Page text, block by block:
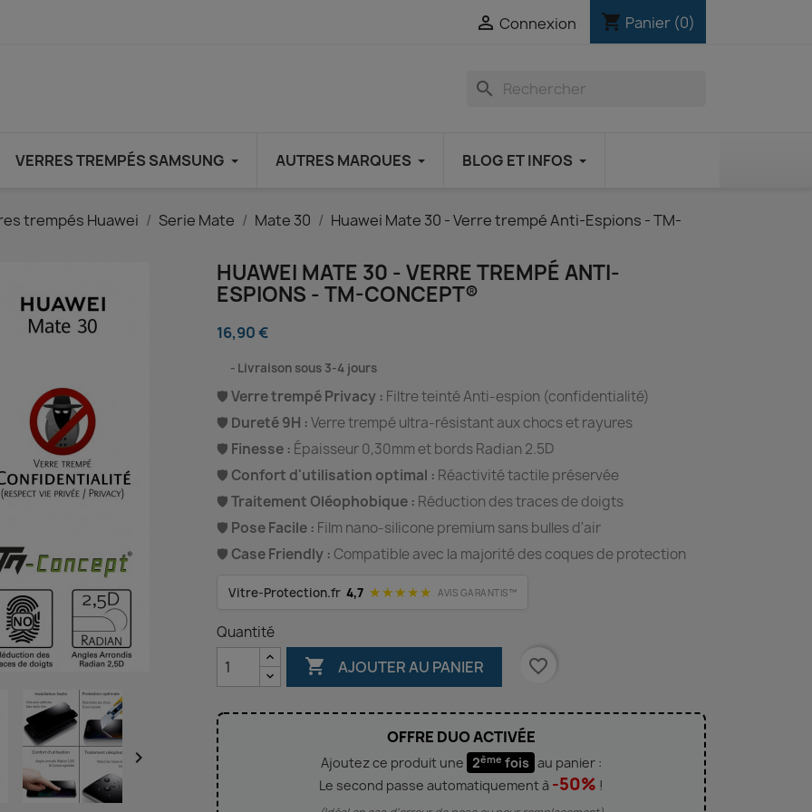
 Connexion shopping_cart Panier (0)
search
VERRES TREMPÉS SAMSUNG AUTRES MARQUES BLOG ET INFOS
trempés Huawei Serie Mate Mate 30 Huawei Mate 30 - Verre trempé Anti-Espions - TM-

HUAWEI MATE 30 - VERRE TREMPÉ ANTI-
ESPIONS - TM-CONCEPT®
16,90 €
Livraison sous 3-4 jours
🛡️Verre trempé Privacy : Filtre teinté Anti-espion (confidentialité)
🛡️ Dureté 9H :Verre trempé ultra-résistant aux chocs et rayures
🛡️ Finesse : Épaisseur 0,30mm et bords Radian 2.5D
🛡️ Confort d'utilisation optimal : Réactivité tactile préservée
🛡️Traitement Oléophobique : Réduction des traces de doigts
🛡️ Pose Facile : Film nano-silicone premium sans bulles d'air
🛡️ Case Friendly : Compatible avec la majorité des coques de protection
Vitre-Protection.fr 4,7 ★★★★★ AVIS GARANTIS™
Quantité
 AJOUTER AU PANIER favorite_border
OFFRE DUO ACTIVÉE
Ajoutez ce produit une 2ème fois au panier :
Le second passe automatiquement à -50% !